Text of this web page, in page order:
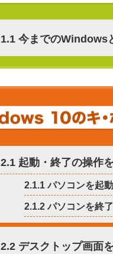
1.1 今までのWindows
2.1 起動・終了の操作
2.1.1 パソコンを起
2.1.2 パソコンを終
2.2 デスクトップ画面